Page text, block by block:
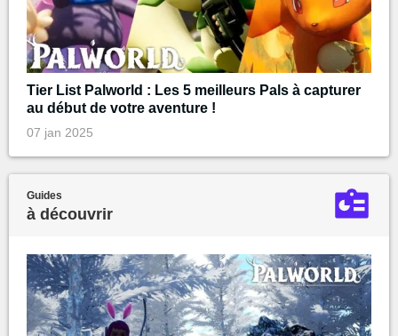
Tier List Palworld : Les 5 meilleurs Pals à capturer
au début de votre aventure !
07 jan 2025
Guides
à découvrir